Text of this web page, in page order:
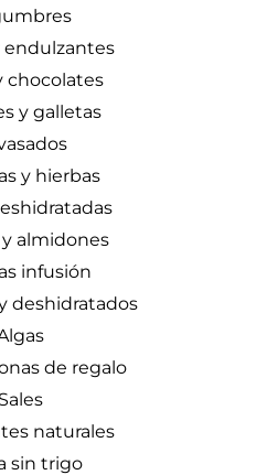
endulzantes
chocolates
y galletas
y hierbas
y almidones
infusión
deshidratados
de regalo
Sales
naturales
sin trigo